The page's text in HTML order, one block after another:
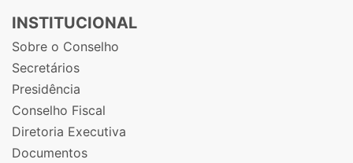
INSTITUCIONAL
Sobre o Conselho
Secretários
Presidência
Conselho Fiscal
Diretoria Executiva
Documentos